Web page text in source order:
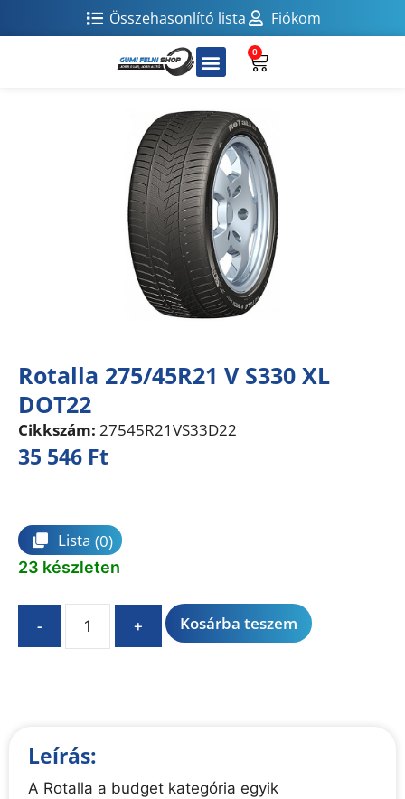
Összehasonlító lista Fiókom
0
Rotalla 275/45R21 V S330 XL
DOT22
Cikkszám: 27545R21VS33D22
35 546 Ft
Lista (0)
23 készleten
- + Kosárba teszem
Leírás:
A Rotalla a budget kategória egyik